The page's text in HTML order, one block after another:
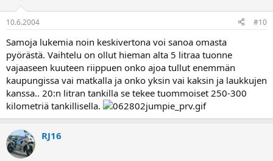
10.6.2004 #10
Samoja lukemia noin keskivertona voi sanoa omasta
pyörästä. Vaihtelu on ollut hieman alta 5 litraa tuonne
vajaaseen kuuteen riippuen onko ajoa tullut enemmän
kaupungissa vai matkalla ja onko yksin vai kaksin ja laukkujen
kanssa.. 20:n litran tankilla se tekee tuommoiset 250-300
kilometriä tankillisella.
RJ16